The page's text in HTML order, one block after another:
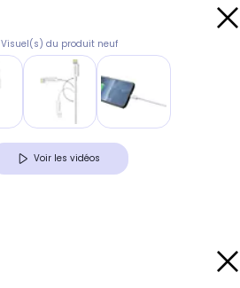
Visuel(s) du produit neuf
Voir les vidéos